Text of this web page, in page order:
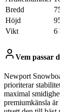
Bredd
Höjd
Vikt
6
Vem passar
Newport
prioriterar
maximal
premiumkänsla